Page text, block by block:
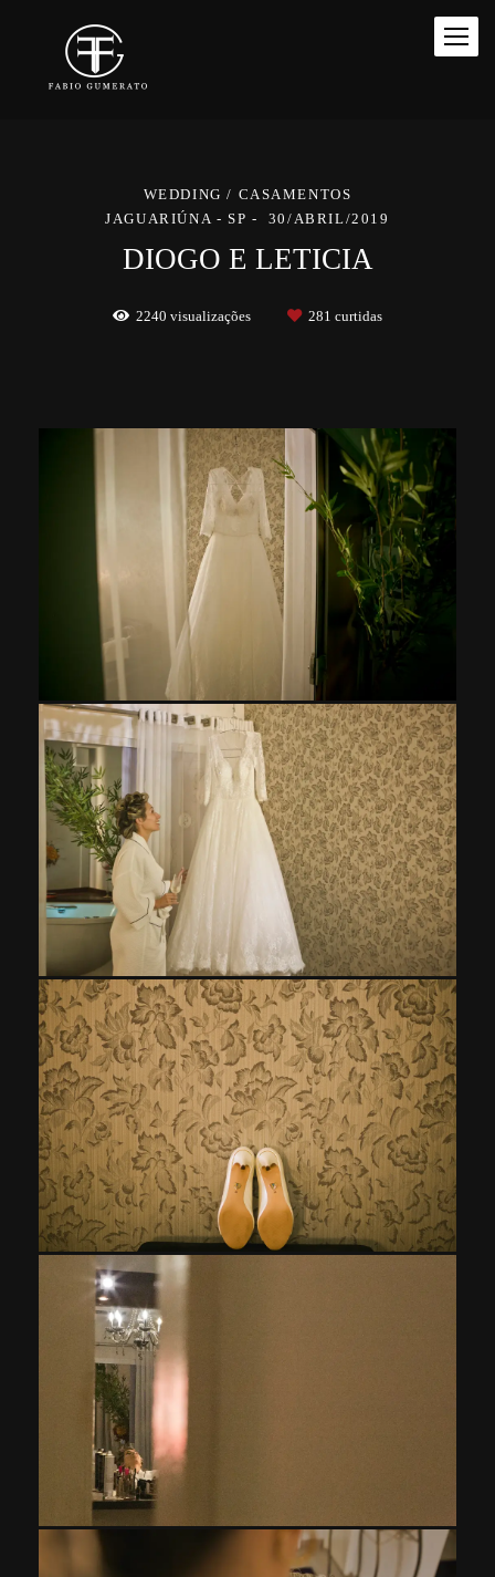
WEDDING / CASAMENTOS
JAGUARIÚNA - SP
30/ABRIL/2019
DIOGO E LETICIA
2240 visualizações 281 curtidas